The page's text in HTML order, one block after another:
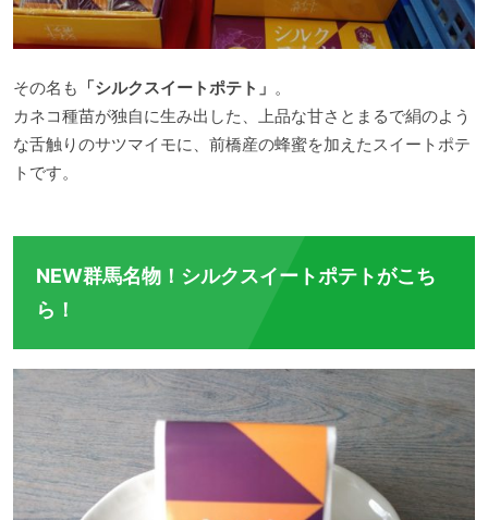
その名も 「シルクスイートポテト」 。
カネコ種苗が独自に生み出した、上品な甘さとまるで絹のよう
な舌触りのサツマイモに、前橋産の蜂蜜を加えたスイートポテ
トです。
NEW群馬名物！シルクスイートポテトがこち
ら！